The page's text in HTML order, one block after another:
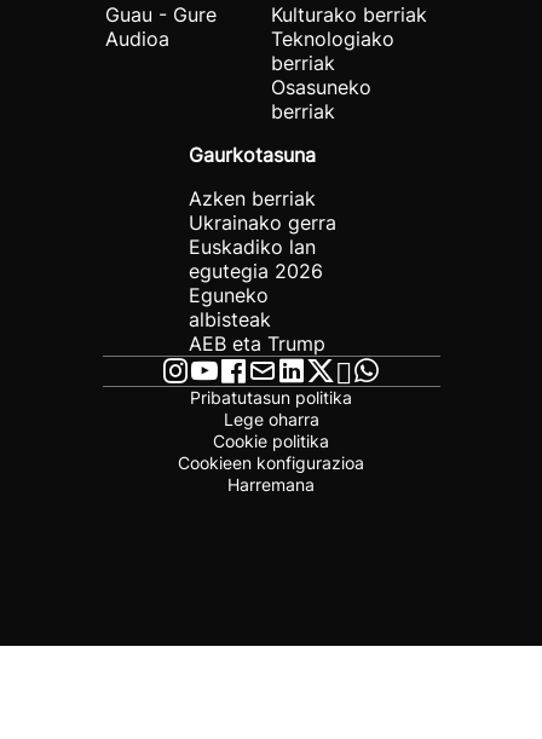
Guau - Gure
Audioa
Kulturako berriak
Teknologiako
berriak
Osasuneko
berriak
Gaurkotasuna
Azken berriak
Ukrainako gerra
Euskadiko lan
egutegia 2026
Eguneko
albisteak
AEB eta Trump
Pribatutasun politika
Lege oharra
Cookie politika
Cookieen konfigurazioa
Harremana